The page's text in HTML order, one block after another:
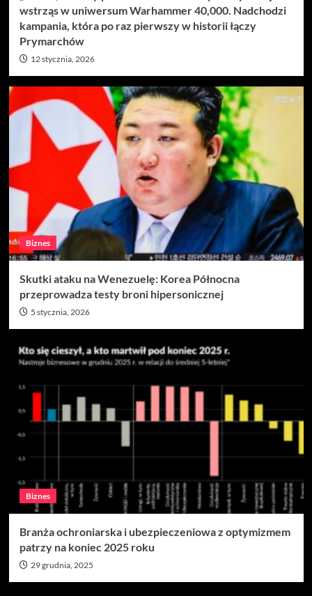
wstrząs w uniwersum Warhammer 40,000. Nadchodzi
kampania, która po raz pierwszy w historii łączy
Prymarchów
12 stycznia, 2026
Biznes
Skutki ataku na Wenezuelę: Korea Północna
przeprowadza testy broni hipersonicznej
5 stycznia, 2026
Biznes
Branża ochroniarska i ubezpieczeniowa z optymizmem
patrzy na koniec 2025 roku
29 grudnia, 2025